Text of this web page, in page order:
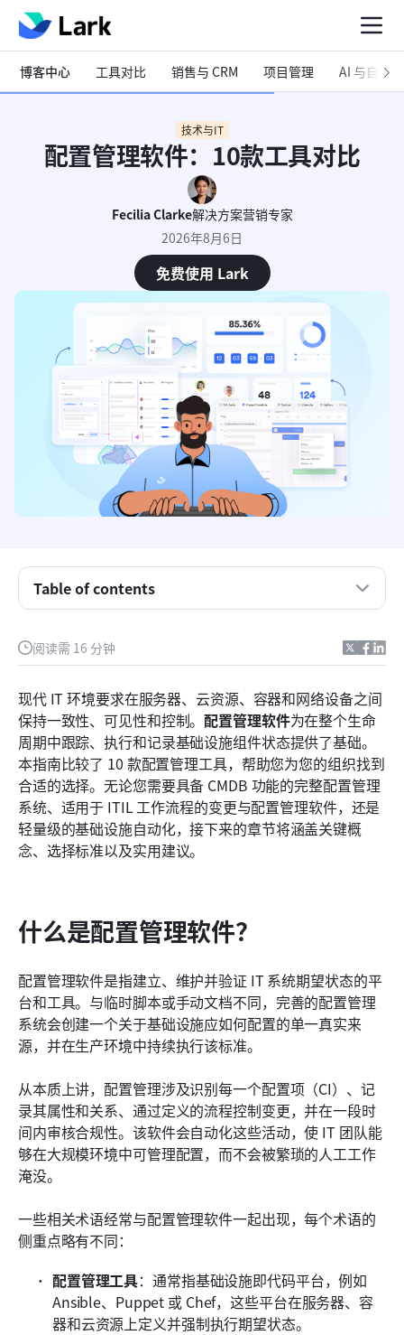
博客中心 工具对比 销售与 CRM 项目管理 AI 与自动化
技术与IT
配置管理软件：10款工具对比
Fecilia Clarke解决方案营销专家
2026年8月6日
免费使用 Lark
阅读需 16 分钟
现代 IT 环境要求在服务器、云资源、容器和网络设备之间
保持一致性、可见性和控制。配置管理软件为在整个生命
周期中跟踪、执行和记录基础设施组件状态提供了基础。
本指南比较了 10 款配置管理工具，帮助您为您的组织找到
合适的选择。无论您需要具备 CMDB 功能的完整配置管理
系统、适用于 ITIL 工作流程的变更与配置管理软件，还是
轻量级的基础设施自动化，接下来的章节将涵盖关键概
念、选择标准以及实用建议。
什么是配置管理软件？
配置管理软件是指建立、维护并验证 IT 系统期望状态的平
台和工具。与临时脚本或手动文档不同，完善的配置管理
系统会创建一个关于基础设施应如何配置的单一真实来
源，并在生产环境中持续执行该标准。
从本质上讲，配置管理涉及识别每一个配置项（CI）、记
录其属性和关系、通过定义的流程控制变更，并在一段时
间内审核合规性。该软件会自动化这些活动，使 IT 团队能
够在大规模环境中可管理配置，而不会被繁琐的人工工作
淹没。
一些相关术语经常与配置管理软件一起出现，每个术语的
侧重点略有不同：
配置管理工具：通常指基础设施即代码平台，例如
Ansible、Puppet 或 Chef，这些平台在服务器、容
器和云资源上定义并强制执行期望状态。
Table of contents
什么是配置管理软件？
配置管理工具的主要优势
如何选择合适的配置管理系统
配置管理软件：值得评估的10款工具
自由且开源的配置管理工具
实施配置管理软件的最佳实践
结论
相关阅读